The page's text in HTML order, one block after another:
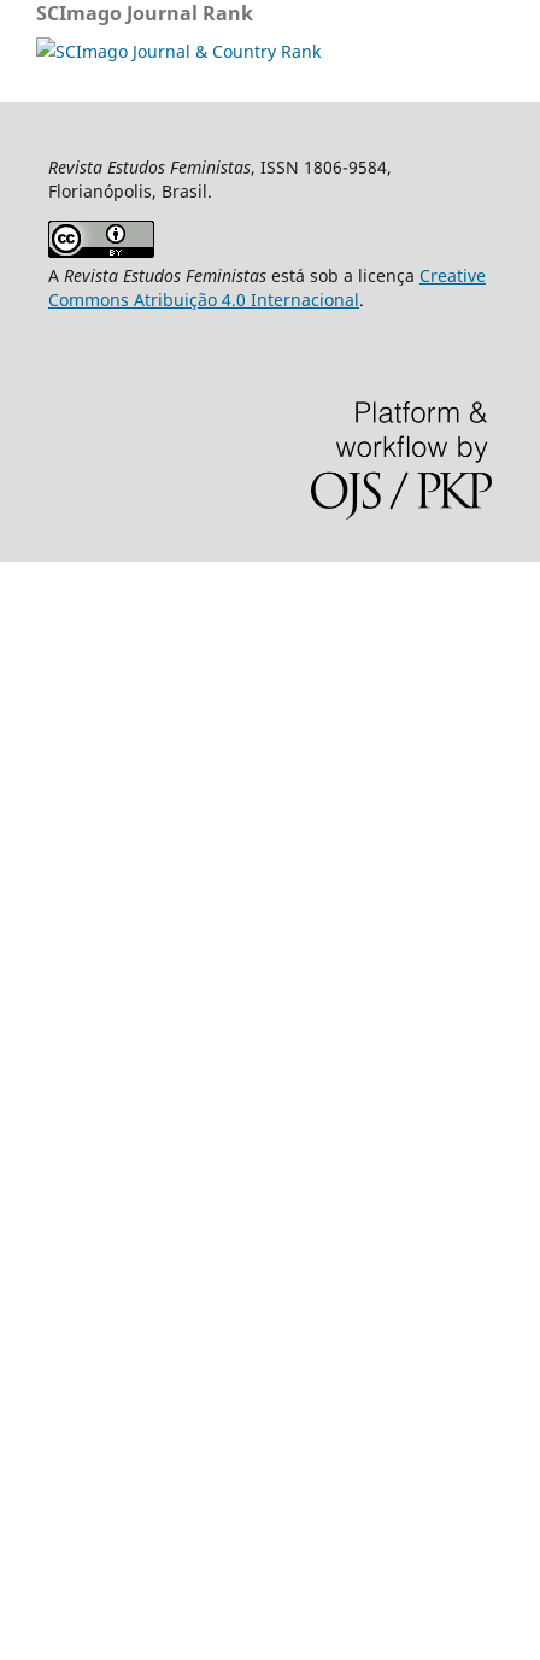
SCImago Journal Rank
Revista Estudos Feministas, ISSN 1806-9584,
Florianópolis, Brasil.
A Revista Estudos Feministasestá sob a licença Creative
Commons Atribuição 4.0 Internacional.